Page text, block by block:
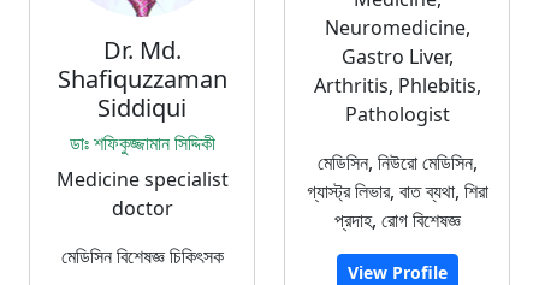
Dr. Md.
Shafiquzzaman
Siddiqui
ডাঃ শফিকুজ্জামান সিদ্দিকী
Medicine specialist
doctor
মেডিসিন বিশেষজ্ঞ চিকিৎসক
Neuromedicine,
Gastro Liver,
Arthritis, Phlebitis,
Pathologist
মেডিসিন, নিউরো মেডিসিন,
গ্যাস্ট্র লিভার, বাত ব্যথা, শিরা
প্রদাহ, রোগ বিশেষজ্ঞ
View Profile